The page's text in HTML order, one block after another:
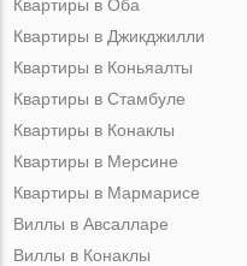
Квартиры в Оба
Квартиры в Джикджилли
Квартиры в Коньяалты
Квартиры в Стамбуле
Квартиры в Конаклы
Квартиры в Мерсине
Квартиры в Мармарисе
Виллы в Авсалларе
Виллы в Конаклы